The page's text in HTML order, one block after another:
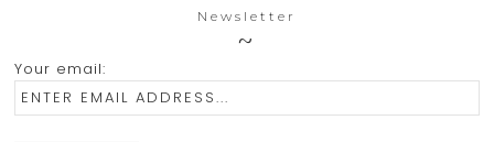
Newsletter
Your email: